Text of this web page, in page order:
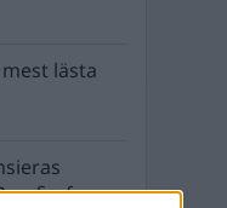
lästa
av